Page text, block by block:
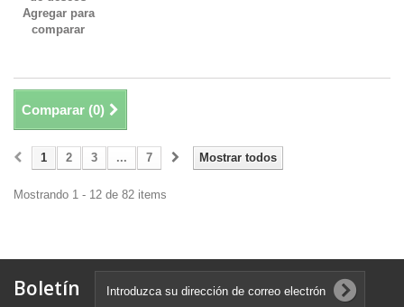
Agregar para
comparar
Comparar (0)
Mostrar todos
1 2 3 ... 7
Mostrando 1 - 12 de 82 items
Boletín